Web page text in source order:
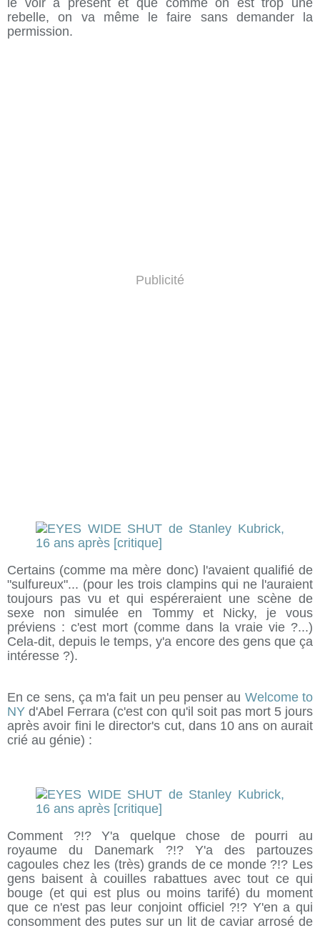
le voir à présent et que comme on est trop une
rebelle, on va même le faire sans demander la
permission.
Publicité
Certains (comme ma mère donc) l'avaient qualifié de
"sulfureux"... (pour les trois clampins qui ne l'auraient
toujours pas vu et qui espéreraient une scène de
sexe non simulée en Tommy et Nicky, je vous
préviens : c'est mort (comme dans la vraie vie ?...)
Cela-dit, depuis le temps, y'a encore des gens que ça
intéresse ?).
En ce sens, ça m'a fait un peu penser au Welcome to
NY d'Abel Ferrara (c'est con qu'il soit pas mort 5 jours
après avoir fini le director's cut, dans 10 ans on aurait
crié au génie) :
Comment ?!? Y'a quelque chose de pourri au
royaume du Danemark ?!? Y'a des partouzes
cagoules chez les (très) grands de ce monde ?!? Les
gens baisent à couilles rabattues avec tout ce qui
bouge (et qui est plus ou moins tarifé) du moment
que ce n'est pas leur conjoint officiel ?!? Y'en a qui
consomment des putes sur un lit de caviar arrosé de